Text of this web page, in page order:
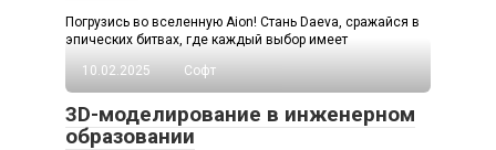
Погрузись во вселенную Aion! Стань Daeva, сражайся в
эпических битвах, где каждый выбор имеет
10.02.2025
Софт
3D-моделирование в инженерном
образовании